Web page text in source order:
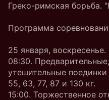
Греко-римская борьба.
Программа
25 января, воскресенье.
08:30.
утешительные
55, 63, 77, 87 и 130 кг.
15:00. Торжественное